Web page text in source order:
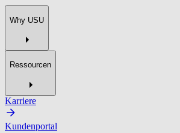
Why USU
Ressourcen
Karriere
Kundenportal